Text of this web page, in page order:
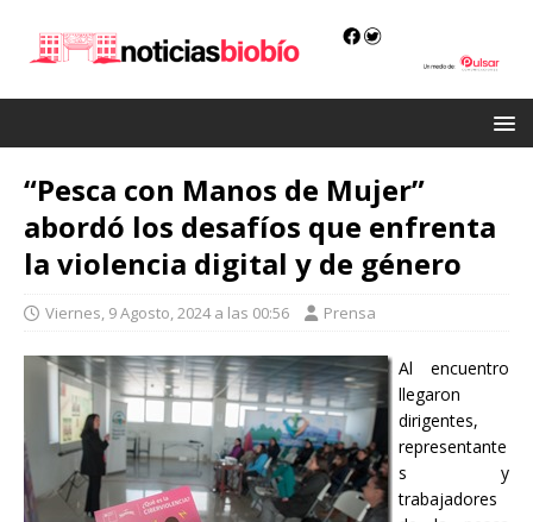
“Pesca con Manos de Mujer”
abordó los desafíos que enfrenta
la violencia digital y de género
Viernes, 9 Agosto, 2024 a las 00:56 Prensa
Al encuentro
llegaron
dirigentes,
representante
s y
trabajadores